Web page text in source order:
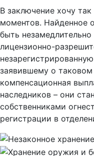
В заключение хочу
моментов. Найденное
быть
лицензионно-
заявившему о таковом
компенсационная
наследников – они
собственниками
регистрации в